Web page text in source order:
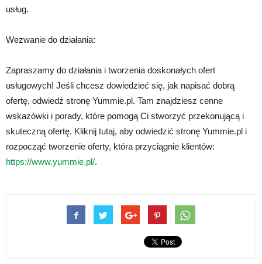
usług.
Wezwanie do działania:
Zapraszamy do działania i tworzenia doskonałych ofert
usługowych! Jeśli chcesz dowiedzieć się, jak napisać dobrą
ofertę, odwiedź stronę Yummie.pl. Tam znajdziesz cenne
wskazówki i porady, które pomogą Ci stworzyć przekonującą i
skuteczną ofertę. Kliknij tutaj, aby odwiedzić stronę Yummie.pl i
rozpocząć tworzenie oferty, która przyciągnie klientów:
https://www.yummie.pl/.